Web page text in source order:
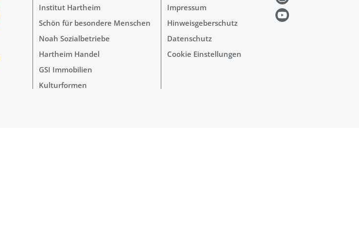
Institut Hartheim
Schön für besondere Menschen
Noah Sozialbetriebe
Hartheim Handel
GSI Immobilien
Kulturformen
Impressum
Hinweisgeberschutz
Datenschutz
Cookie Einstellungen